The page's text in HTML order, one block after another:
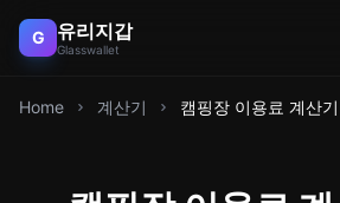
G 유리지갑
Glasswallet
Home 계산기 캠핑장 이용료 계산기